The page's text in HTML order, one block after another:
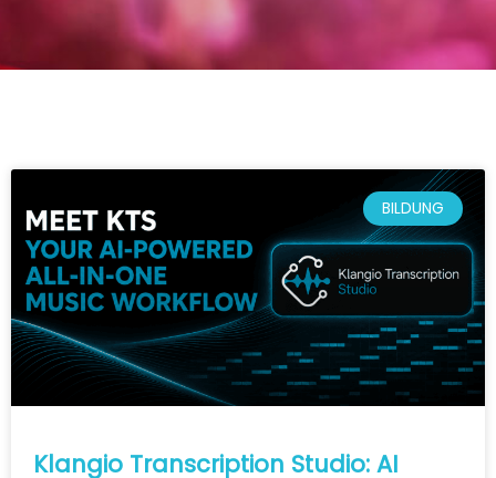
BILDUNG
Klangio Transcription Studio: AI